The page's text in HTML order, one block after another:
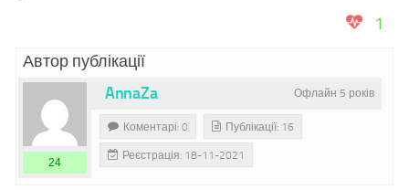
1
Автор публікації
Офлайн 5 років
AnnaZa
24
Коментарі: 0 Публікації: 16
Реєстрація: 18-11-2021